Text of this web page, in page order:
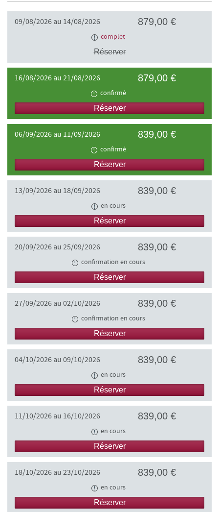
09/08/2026 au 14/08/2026 879,00 €
complet
Réserver
16/08/2026 au 21/08/2026 879,00 €
confirmé
Réserver
06/09/2026 au 11/09/2026 839,00 €
confirmé
Réserver
13/09/2026 au 18/09/2026 839,00 €
en cours
Réserver
20/09/2026 au 25/09/2026 839,00 €
confirmation en cours
Réserver
27/09/2026 au 02/10/2026 839,00 €
confirmation en cours
Réserver
04/10/2026 au 09/10/2026 839,00 €
en cours
Réserver
11/10/2026 au 16/10/2026 839,00 €
en cours
Réserver
18/10/2026 au 23/10/2026 839,00 €
en cours
Réserver